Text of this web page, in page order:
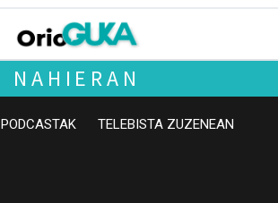
NAHIERAN
PODCASTAK TELEBISTA ZUZENEAN